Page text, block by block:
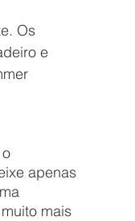
e
apenas
mais